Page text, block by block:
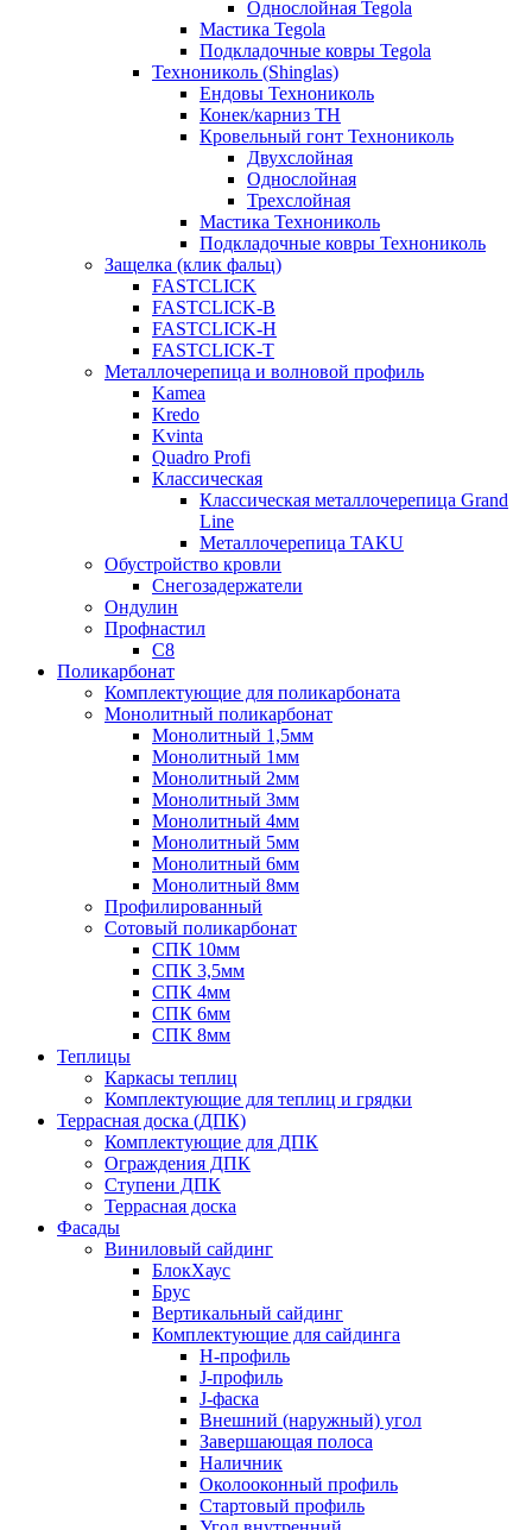
Однослойная Tegola
Мастика Tegola
Подкладочные ковры Tegola
Технониколь (Shinglas)
Ендовы Технониколь
Конек/карниз ТН
Кровельный гонт Технониколь
Двухслойная
Однослойная
Трехслойная
Мастика Технониколь
Подкладочные ковры Технониколь
Защелка (клик фальц)
FASTCLICK
FASTCLICK-B
FASTCLICK-H
FASTCLICK-T
Металлочерепица и волновой профиль
Kamea
Kredo
Kvinta
Quadro Profi
Классическая
Классическая металлочерепица Grand
Line
Металлочерепица TAKU
Обустройство кровли
Снегозадержатели
Ондулин
Профнастил
С8
Поликарбонат
Комплектующие для поликарбоната
Монолитный поликарбонат
Монолитный 1,5мм
Монолитный 1мм
Монолитный 2мм
Монолитный 3мм
Монолитный 4мм
Монолитный 5мм
Монолитный 6мм
Монолитный 8мм
Профилированный
Сотовый поликарбонат
СПК 10мм
СПК 3,5мм
СПК 4мм
СПК 6мм
СПК 8мм
Теплицы
Каркасы теплиц
Комплектующие для теплиц и грядки
Террасная доска (ДПК)
Комплектующие для ДПК
Ограждения ДПК
Ступени ДПК
Террасная доска
Фасады
Виниловый сайдинг
БлокХаус
Брус
Вертикальный сайдинг
Комплектующие для сайдинга
H-профиль
J-профиль
J-фаска
Внешний (наружный) угол
Завершающая полоса
Наличник
Околооконный профиль
Стартовый профиль